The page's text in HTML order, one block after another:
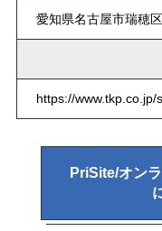
愛知県名古屋市瑞穂
https://
PriSite/オン